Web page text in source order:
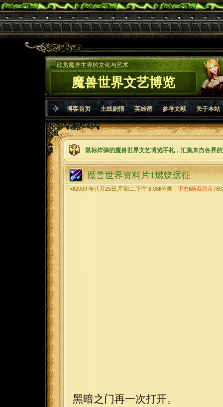
魔兽世界文艺博览
欣赏魔兽世界的文化与艺术
博客首页 主线剧情 英雄谱 参考文献 关于本站
鼠标炸弹的魔兽世界文艺博览手札，汇集来自各界
魔兽世界资料片1燃烧远征
>‖2009 年八月25日,星期二,下午 8:08‖分类： 正史 给我留言780
黑暗之门再一次打开。